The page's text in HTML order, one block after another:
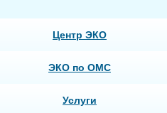
Центр ЭКО
ЭКО по ОМС
Услуги